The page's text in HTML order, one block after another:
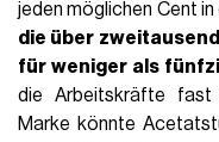
jeden möglichen Cent
die über
für weniger als
die Arbeitskräfte fast
Marke könnte